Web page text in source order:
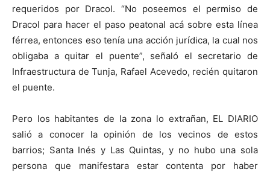
requeridos por Dracol. “No poseemos el permiso de
Dracol para hacer el paso peatonal acá sobre esta línea
férrea, entonces eso tenía una acción jurídica, la cual nos
obligaba a quitar el puente”, señaló el secretario de
Infraestructura de Tunja, Rafael Acevedo, recién quitaron
el puente.
Pero los habitantes de la zona lo extrañan, EL DIARIO
salió a conocer la opinión de los vecinos de estos
barrios; Santa Inés y Las Quintas, y no hubo una sola
persona que manifestara estar contenta por haber